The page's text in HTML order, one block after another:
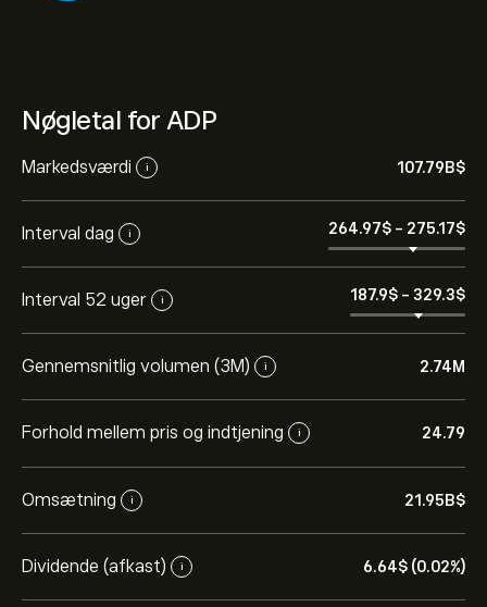
Nøgletal for ADP
Markedsværdi i 107.79B‎$‎
Interval dag i 264.97‎$‎ - 275.17‎$‎
Interval 52 uger i 187.9‎$‎ - 329.3‎$‎
Gennemsnitlig volumen (3M) i 2.74M
Forhold mellem pris og indtjening i 24.79
Omsætning i 21.95B‎$‎
Dividende (afkast) i 6.64‎$‎ (0.02%)